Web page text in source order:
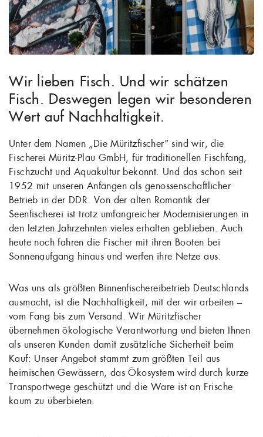
Wir lieben Fisch. Und wir schätzen
Fisch. Deswegen legen wir besonderen
Wert auf Nachhaltigkeit.
Unter dem Namen „Die Müritzfischer“ sind wir, die
Fischerei Müritz-Plau GmbH, für traditionellen Fischfang,
Fischzucht und Aquakultur bekannt. Und das schon seit
1952 mit unseren Anfängen als genossenschaftlicher
Betrieb in der DDR. Von der alten Romantik der
Seenfischerei ist trotz umfangreicher Modernisierungen in
den letzten Jahrzehnten vieles erhalten geblieben. Auch
heute noch fahren die Fischer mit ihren Booten bei
Sonnenaufgang hinaus und werfen ihre Netze aus.
Was uns als größten Binnenfischereibetrieb Deutschlands
ausmacht, ist die Nachhaltigkeit, mit der wir arbeiten –
vom Fang bis zum Versand. Wir Müritzfischer
übernehmen ökologische Verantwortung und bieten Ihnen
als unseren Kunden damit zusätzliche Sicherheit beim
Kauf: Unser Angebot stammt zum größten Teil aus
heimischen Gewässern, das Ökosystem wird durch kurze
Transportwege geschützt und die Ware ist an Frische
kaum zu überbieten.